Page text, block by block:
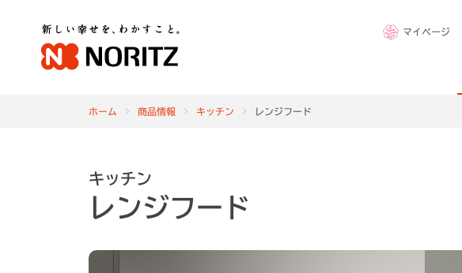
マイページ
ホーム 商品情報 キッチン レンジフード
キッチン
レンジフード